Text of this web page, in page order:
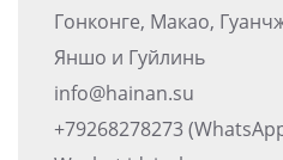
Гонконге, Макао,
Яншо и Гуйлинь
info@hainan.su
+79268278273